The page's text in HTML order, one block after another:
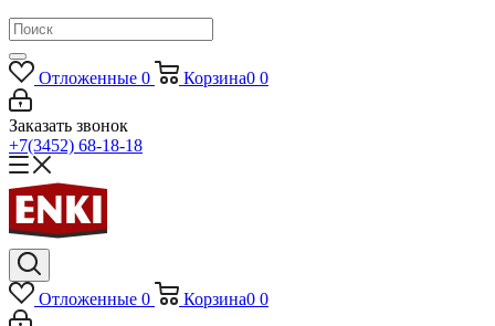
Отложенные 0 Корзина0 0
Заказать звонок
+7(3452) 68-18-18
Отложенные 0 Корзина0 0